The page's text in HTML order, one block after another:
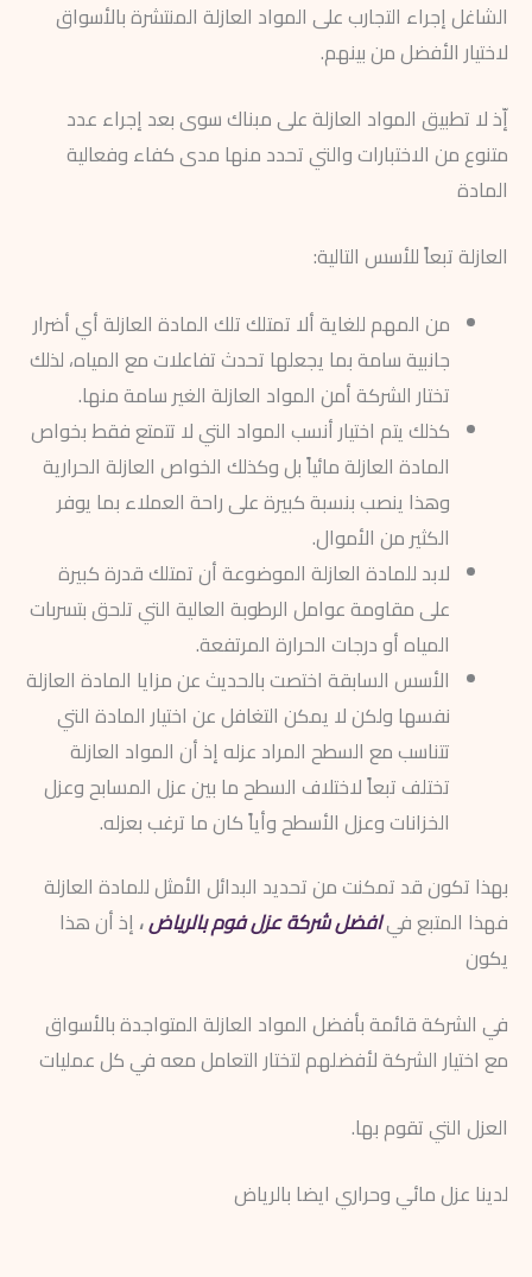
الشاغل إجراء التجارب على المواد العازلة المنتشرة بالأسواق
لاختيار الأفضل من بينهم.
إّذ لا تطبيق المواد العازلة على مبناك سوى بعد إجراء عدد
متنوع من الاختبارات والتي تحدد منها مدى كفاء وفعالية
المادة
العازلة تبعاً للأسس التالية:
من المهم للغاية ألا تمتلك تلك المادة العازلة أي أضرار
جانبية سامة بما يجعلها تحدث تفاعلات مع المياه، لذلك
تختار الشركة أمن المواد العازلة الغير سامة منها.
كذلك يتم اختيار أنسب المواد التي لا تتمتع فقط بخواص
المادة العازلة مائياً بل وكذلك الخواص العازلة الحرارية
وهذا ينصب بنسبة كبيرة على راحة العملاء بما يوفر
الكثير من الأموال.
لابد للمادة العازلة الموضوعة أن تمتلك قدرة كبيرة
على مقاومة عوامل الرطوبة العالية التي تلحق بتسربات
المياه أو درجات الحرارة المرتفعة.
الأسس السابقة اختصت بالحديث عن مزايا المادة العازلة
نفسها ولكن لا يمكن التغافل عن اختيار المادة التي
تتناسب مع السطح المراد عزله إذ أن المواد العازلة
تختلف تبعاً لاختلاف السطح ما بين عزل المسابح وعزل
الخزانات وعزل الأسطح وأياً كان ما ترغب بعزله.
بهذا تكون قد تمكنت من تحديد البدائل الأمثل للمادة العازلة
فهذا المتبع فيافضل شركة عزل فوم بالرياض، إذ أن هذا
يكون
في الشركة قائمة بأفضل المواد العازلة المتواجدة بالأسواق
مع اختيار الشركة لأفضلهم لتختار التعامل معه في كل عمليات
العزل التي تقوم بها.
لدينا عزل مائي وحراري ايضا بالرياض